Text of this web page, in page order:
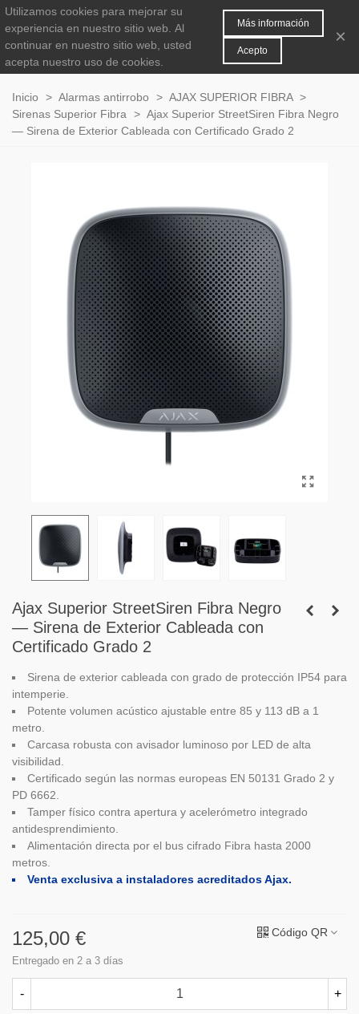
0
Inicio > Alarmas antirrobo > AJAX SUPERIOR FIBRA >
Sirenas Superior Fibra
> Ajax Superior StreetSiren Fibra Negro
— Sirena de Exterior Cableada con Certificado Grado 2
Ajax Superior StreetSiren Fibra Negro
— Sirena de Exterior Cableada con
Certificado Grado 2
Sirena de exterior cableada con grado de protección IP54 para
intemperie.
Potente volumen acústico ajustable entre 85 y 113 dB a 1
metro.
Carcasa robusta con avisador luminoso por LED de alta
visibilidad.
Certificado según las normas europeas EN 50131 Grado 2 y
PD 6662.
Tamper físico contra apertura y acelerómetro integrado
antidesprendimiento.
Alimentación directa por el bus cifrado Fibra hasta 2000
metros.
Venta exclusiva a instaladores acreditados Ajax.
125,00 €
Entregado en 2 a 3 días
Código QR
- +
Utilizamos cookies para mejorar su
experiencia en nuestro sitio web. Al
continuar en nuestro sitio web, usted
acepta nuestro uso de cookies.
Más información
Acepto
×